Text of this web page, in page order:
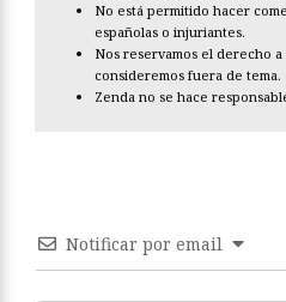
No está permitido hacer
españolas o injuriantes.
Nos reservamos el derecho
consideremos fuera de tema.
Zenda no se hace
Notificar por email